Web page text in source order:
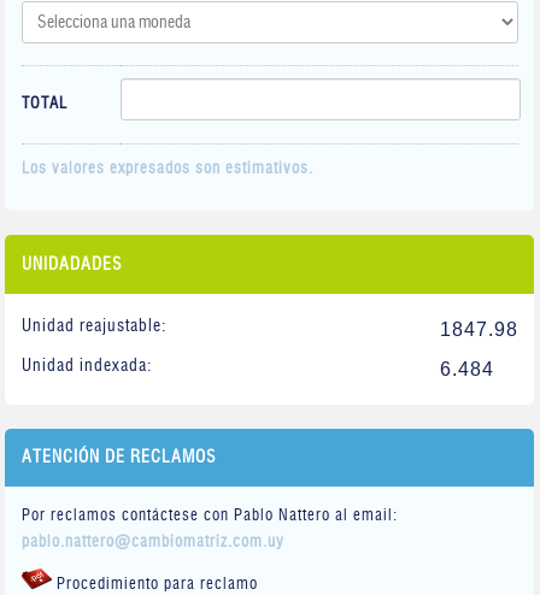
TOTAL
Los valores expresados son estimativos.
UNIDADADES
Unidad reajustable: 1847.98
Unidad indexada: 6.484
ATENCIÓN DE RECLAMOS
Por reclamos contáctese con Pablo Nattero al email:
pablo.nattero@cambiomatriz.com.uy
Procedimiento para reclamo